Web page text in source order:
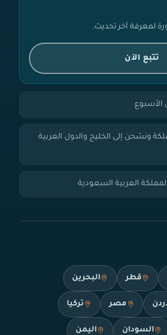
لمعرفة آخر تحديث.
تتبع الآن
الأسبوع
ونشحن إلى الخليج والدول العربية
العربية السعودية
قطر البحرين
مصر تركيا
السودان اليمن